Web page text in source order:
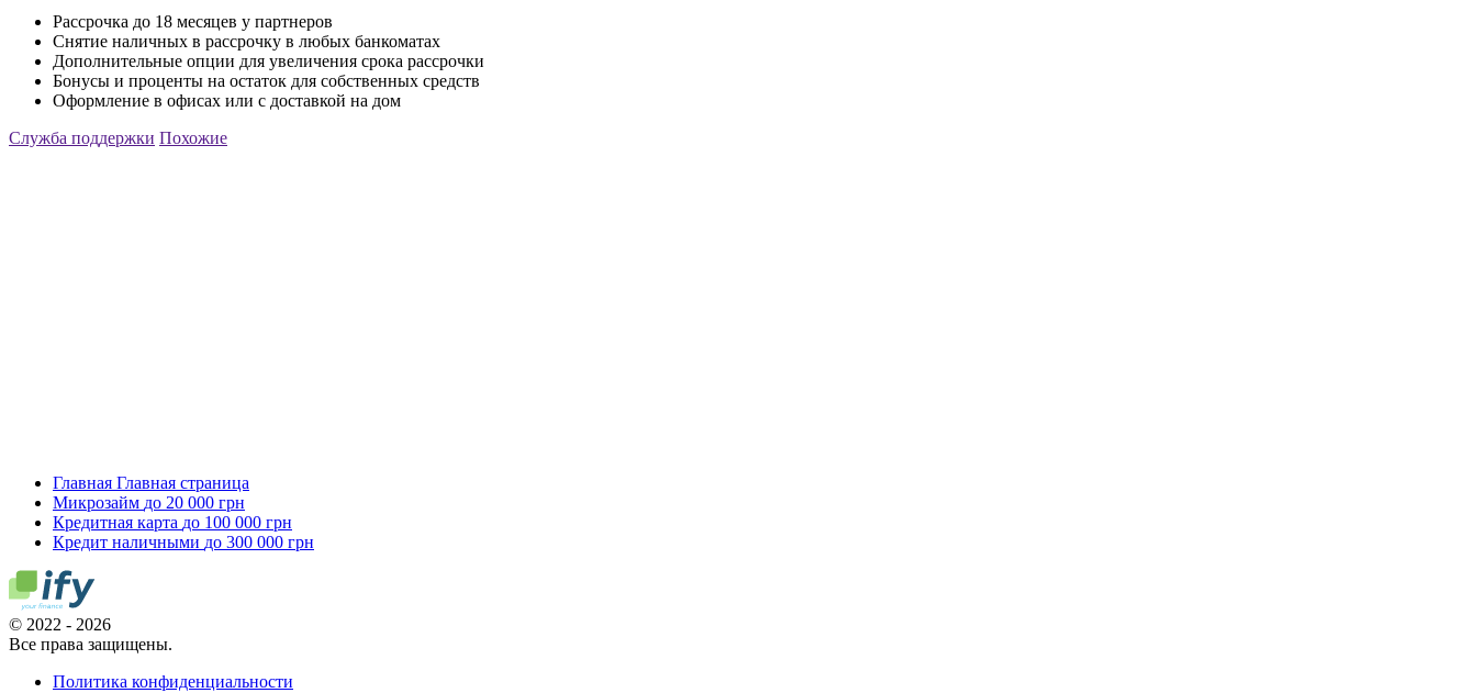
Рассрочка до 18 месяцев у партнеров
Снятие наличных в рассрочку в любых банкоматах
Дополнительные опции для увеличения срока рассрочки
Бонусы и проценты на остаток для собственных средств
Оформление в офисах или с доставкой на дом
Служба поддержки Похожие
Главная Главная страница
Микрозайм до 20 000 грн
Кредитная карта до 100 000 грн
Кредит наличными до 300 000 грн
© 2022 - 2026
Все права защищены.
Политика конфиденциальности